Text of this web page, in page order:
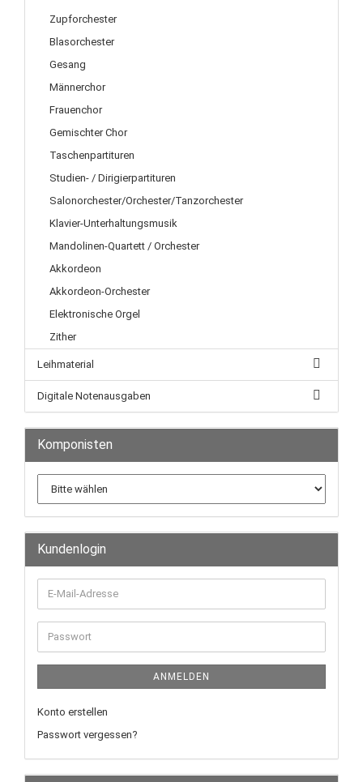
Zupforchester
Blasorchester
Gesang
Männerchor
Frauenchor
Gemischter Chor
Taschenpartituren
Studien- / Dirigierpartituren
Salonorchester/Orchester/Tanzorchester
Klavier-Unterhaltungsmusik
Mandolinen-Quartett / Orchester
Akkordeon
Akkordeon-Orchester
Elektronische Orgel
Zither
Leihmaterial
Digitale Notenausgaben
Komponisten
Kundenlogin
ANMELDEN
Konto erstellen
Passwort vergessen?